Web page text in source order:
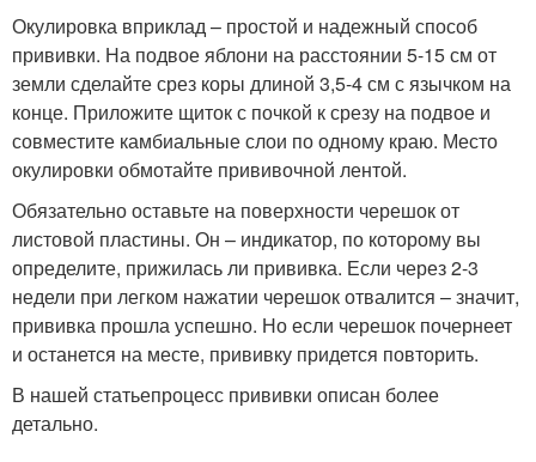
Окулировка вприклад – простой и надежный способ
прививки. На подвое яблони на расстоянии 5-15 см от
земли сделайте срез коры длиной 3,5-4 см с язычком на
конце. Приложите щиток с почкой к срезу на подвое и
совместите камбиальные слои по одному краю. Место
окулировки обмотайте прививочной лентой.
Обязательно оставьте на поверхности черешок от
листовой пластины. Он – индикатор, по которому вы
определите, прижилась ли прививка. Если через 2-3
недели при легком нажатии черешок отвалится – значит,
прививка прошла успешно. Но если черешок почернеет
и останется на месте, прививку придется повторить.
В нашей статьепроцесс прививки описан более
детально.